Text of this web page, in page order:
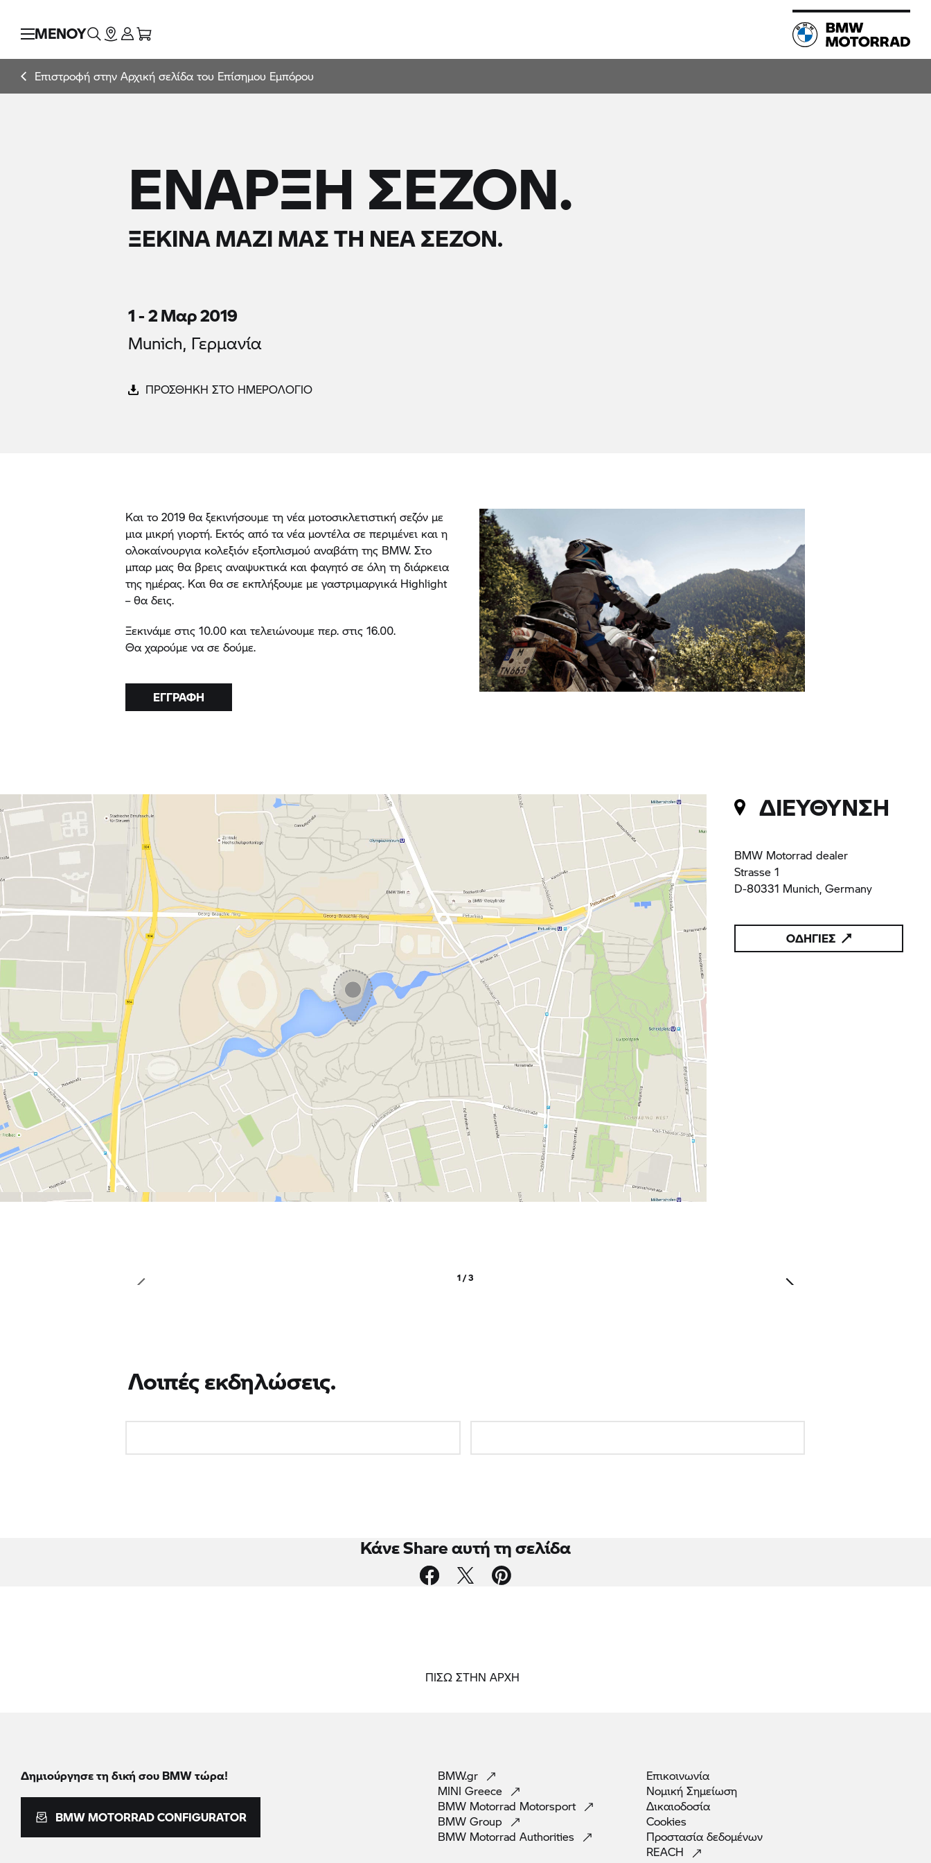
ΜΕΝΟΥ
Επιστροφή στην Αρχική σελίδα του Επίσημου Εμπόρου
ΈΝΑΡΞΗ ΣΕΖΌΝ.
ΞΕΚΊΝΑ ΜΑΖΊ ΜΑΣ ΤΗ ΝΈΑ ΣΕΖΌΝ.
1 - 2 Μαρ 2019
Munich, Γερμανία
ΠΡΟΣΘΗΚΗ ΣΤΟ ΗΜΕΡΟΛΟΓΙΟ
Και το 2019 θα ξεκινήσουμε τη νέα μοτοσικλετιστική σεζόν με
μια μικρή γιορτή. Εκτός από τα νέα μοντέλα σε περιμένει και η
ολοκαίνουργια κολεξιόν εξοπλισμού αναβάτη της BMW. Στο
μπαρ μας θα βρεις αναψυκτικά και φαγητό σε όλη τη διάρκεια
της ημέρας. Και θα σε εκπλήξουμε με γαστριμαργικά Highlight
– θα δεις.
Ξεκινάμε στις 10.00 και τελειώνουμε περ. στις 16.00.
Θα χαρούμε να σε δούμε.
ΕΓΓΡΑΦΉ
ΔΙΕΥΘΥΝΣΗ
BMW Motorrad dealer
Strasse 1
D-80331 Munich, Germany
ΟΔΗΓΙΕΣ
1 / 3
Λοιπές εκδηλώσεις.
Κάνε Share αυτή τη σελίδα
ΠΙΣΩ ΣΤΗΝ ΑΡΧΗ
Δημιούργησε τη δική σου BMW τώρα!
BMW MOTORRAD CONFIGURATOR
BMW.gr
MINI Greece
BMW Motorrad Motorsport
BMW Group
BMW Motorrad Authorities
Επικοινωνία
Νομική Σημείωση
Δικαιοδοσία
Cookies
Προστασία δεδομένων
REACH